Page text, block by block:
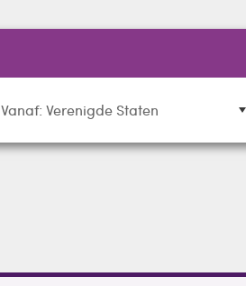
Vanaf: Verenigde Staten